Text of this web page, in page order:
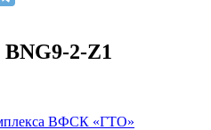
2-Z1
ВФСК «ГТО»